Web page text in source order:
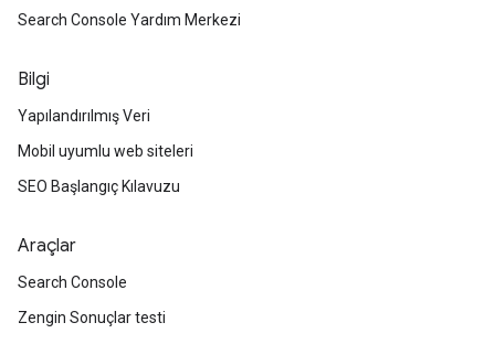
Search Console Yardım Merkezi
Bilgi
Yapılandırılmış Veri
Mobil uyumlu web siteleri
SEO Başlangıç Kılavuzu
Araçlar
Search Console
Zengin Sonuçlar testi